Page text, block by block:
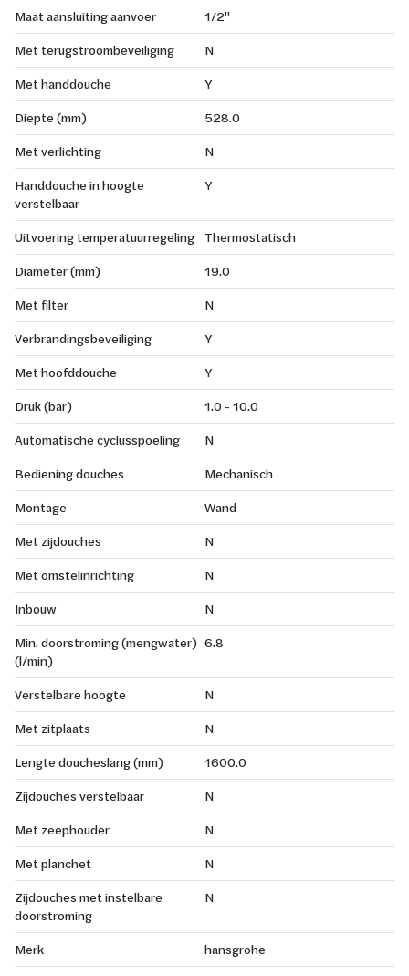
Maat aansluiting aanvoer
1/2"
Met terugstroombeveiliging
N
Met handdouche
Y
Diepte (mm)
528.0
Met verlichting
N
Handdouche in hoogte
verstelbaar
Y
Uitvoering temperatuurregeling
Thermostatisch
Diameter (mm)
19.0
Met filter
N
Verbrandingsbeveiliging
Y
Met hoofddouche
Y
Druk (bar)
1.0 - 10.0
Automatische cyclusspoeling
N
Bediening douches
Mechanisch
Montage
Wand
Met zijdouches
N
Met omstelinrichting
N
Inbouw
N
Min. doorstroming (mengwater)
(l/min)
6.8
Verstelbare hoogte
N
Met zitplaats
N
Lengte doucheslang (mm)
1600.0
Zijdouches verstelbaar
N
Met zeephouder
N
Met planchet
N
Zijdouches met instelbare
doorstroming
N
Merk
hansgrohe